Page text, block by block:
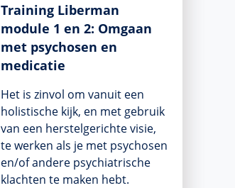
Training Liberman
module 1 en 2: Omgaan
met psychosen en
medicatie
Het is zinvol om vanuit een
holistische kijk, en met gebruik
van een herstelgerichte visie,
te werken als je met psychosen
en/of andere psychiatrische
klachten te maken hebt.